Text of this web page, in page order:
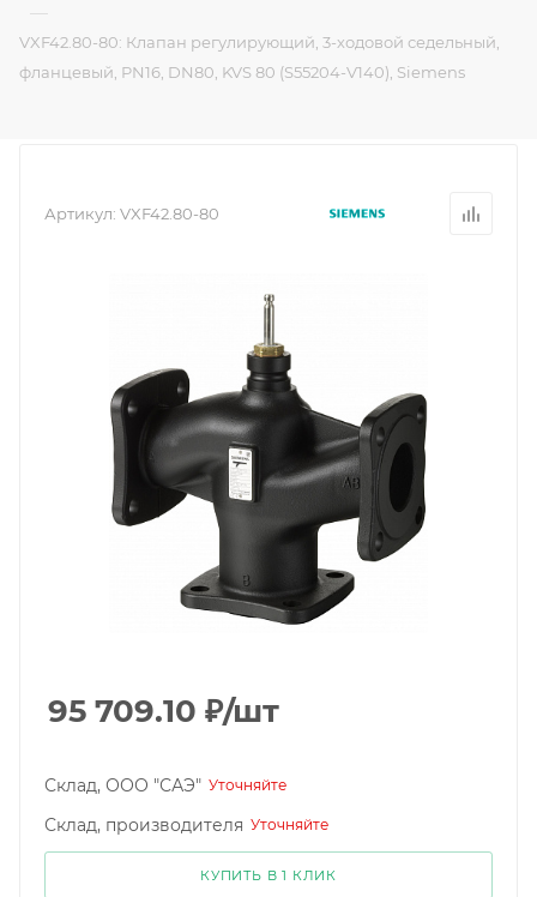
—
VXF42.80-80: Клапан регулирующий, 3-ходовой седельный,
фланцевый, PN16, DN80, KVS 80 (S55204-V140), Siemens
Артикул: VXF42.80-80
95 709.10 ₽/шт
Склад, ООО "САЭ" Уточняйте
Склад, производителя Уточняйте
КУПИТЬ В 1 КЛИК